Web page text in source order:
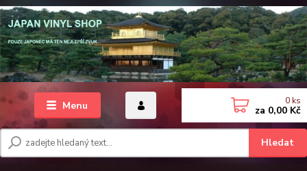
Menu
Hledat
0 ks
za 0,00 Kč